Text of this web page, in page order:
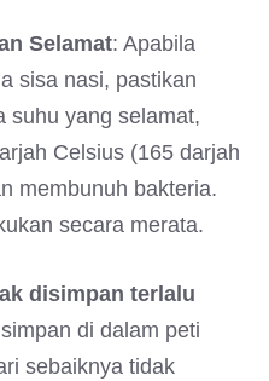
Selamat: Apabila
sisa nasi, pastikan
suhu yang selamat,
Celsius (165 darjah
membunuh bakteria.
secara merata.
disimpan terlalu
di dalam peti
sebaiknya tidak